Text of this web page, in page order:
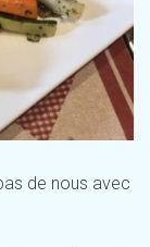
de nous avec